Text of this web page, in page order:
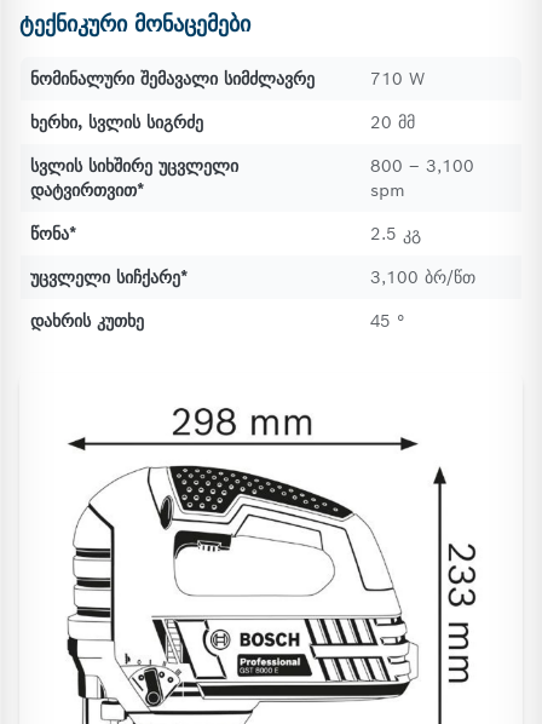
ტექნიკური მონაცემები
ნომინალური შემავალი სიმძლავრე
710 W
ხერხი, სვლის სიგრძე
20 მმ
სვლის სიხშირე უცვლელი
დატვირთვით*
800 – 3,100
spm
წონა*
2.5 კგ
უცვლელი სიჩქარე*
3,100 ბრ/წთ
დახრის კუთხე
45 °